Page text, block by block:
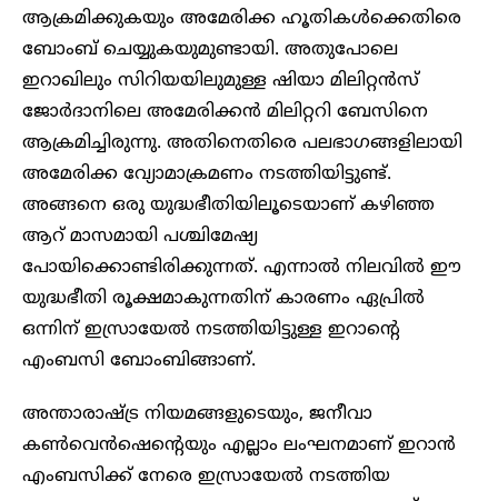
ആക്രമിക്കുകയും അമേരിക്ക ഹൂതികൾക്കെതിരെ
ബോംബ് ചെയ്യുകയുമുണ്ടായി. അതുപോലെ
ഇറാഖിലും സിറിയയിലുമുള്ള ഷിയാ മിലിറ്റൻസ്
ജോർദാനിലെ അമേരിക്കൻ മിലിറ്ററി ബേസിനെ
ആക്രമിച്ചിരുന്നു. അതിനെതിരെ പലഭാഗങ്ങളിലായി
അമേരിക്ക വ്യോമാക്രമണം നടത്തിയിട്ടുണ്ട്.
അങ്ങനെ ഒരു യുദ്ധഭീതിയിലൂടെയാണ് കഴി‍ഞ്ഞ
ആറ് മാസമായി പശ്ചിമേഷ്യ
പോയിക്കൊണ്ടിരിക്കുന്നത്. എന്നാൽ നിലവിൽ ഈ
യുദ്ധഭീതി രൂക്ഷമാകുന്നതിന് കാരണം ഏപ്രിൽ
ഒന്നിന് ഇസ്രായേൽ നടത്തിയിട്ടുള്ള ഇറാന്റെ
എംബസി ബോംബിങ്ങാണ്.
അന്താരാഷ്ട്ര നിയമങ്ങളുടെയും, ജനീവാ
കൺവെൻഷെന്റെയും എല്ലാം ലംഘനമാണ് ഇറാൻ
എംബസിക്ക് നേരെ ഇസ്രായേൽ നടത്തിയ